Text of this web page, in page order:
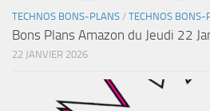
TECHNOS BONS-PLANS / TECHNOS BONS-
Bons Plans Amazon du Jeudi 22
22 JANVIER 2026